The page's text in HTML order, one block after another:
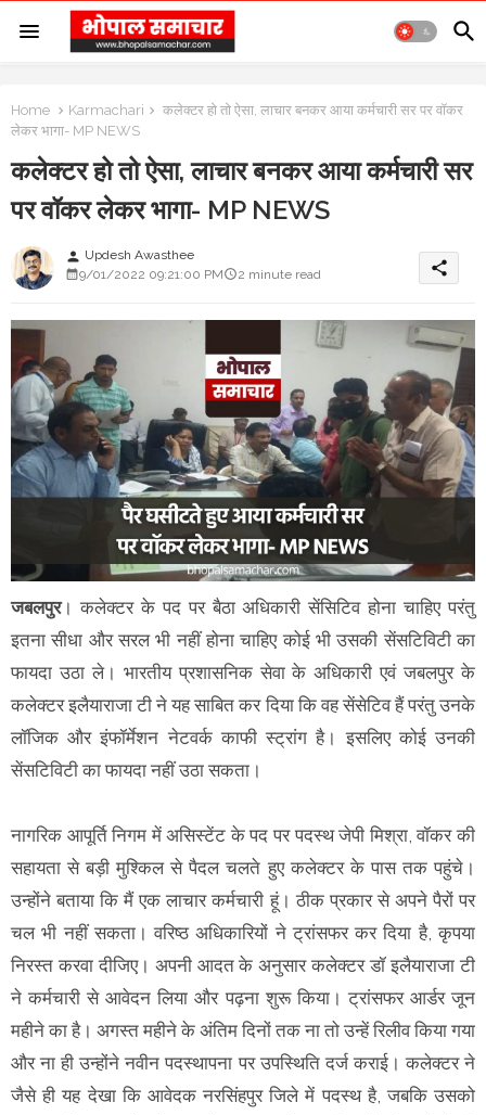
Home Karmachari
कलेक्टर हो तो ऐसा, लाचार बनकर आया कर्मचारी सर पर वॉकर
लेकर भागा- MP NEWS
कलेक्टर हो तो ऐसा, लाचार बनकर आया कर्मचारी सर
पर वॉकर लेकर भागा- MP NEWS
person Updesh Awasthee
9/01/2022 09:21:00 PM
2 minute read share
जबलपुर। कलेक्टर के पद पर बैठा अधिकारी सेंसिटिव होना चाहिए परंतु
इतना सीधा और सरल भी नहीं होना चाहिए कोई भी उसकी सेंसटिविटी का
फायदा उठा ले। भारतीय प्रशासनिक सेवा के अधिकारी एवं जबलपुर के
कलेक्टर इलैयाराजा टी ने यह साबित कर दिया कि वह सेंसेटिव हैं परंतु उनके
लॉजिक और इंफॉर्मेशन नेटवर्क काफी स्ट्रांग है। इसलिए कोई उनकी
सेंसटिविटी का फायदा नहीं उठा सकता।
नागरिक आपूर्ति निगम में असिस्टेंट के पद पर पदस्थ जेपी मिश्रा, वॉकर की
सहायता से बड़ी मुश्किल से पैदल चलते हुए कलेक्टर के पास तक पहुंचे।
उन्होंने बताया कि मैं एक लाचार कर्मचारी हूं। ठीक प्रकार से अपने पैरों पर
चल भी नहीं सकता। वरिष्ठ अधिकारियों ने ट्रांसफर कर दिया है, कृपया
निरस्त करवा दीजिए। अपनी आदत के अनुसार कलेक्टर डॉ इलैयाराजा टी
ने कर्मचारी से आवेदन लिया और पढ़ना शुरू किया। ट्रांसफर आर्डर जून
महीने का है। अगस्त महीने के अंतिम दिनों तक ना तो उन्हें रिलीव किया गया
और ना ही उन्होंने नवीन पदस्थापना पर उपस्थिति दर्ज कराई। कलेक्टर ने
जैसे ही यह देखा कि आवेदक नरसिंहपुर जिले में पदस्थ है, जबकि उसको